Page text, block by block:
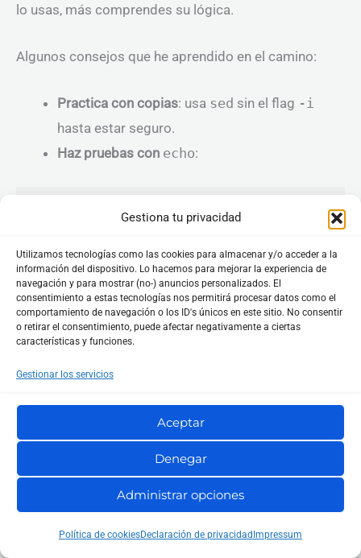
Gestiona tu privacidad
Utilizamos tecnologías como las cookies para almacenar y/o acceder a la
información del dispositivo. Lo hacemos para mejorar la experiencia de
navegación y para mostrar (no-) anuncios personalizados. El
consentimiento a estas tecnologías nos permitirá procesar datos como el
comportamiento de navegación o los ID's únicos en este sitio. No consentir
o retirar el consentimiento, puede afectar negativamente a ciertas
características y funciones.
Gestionar los servicios
Aceptar
Denegar
Administrar opciones
Política de cookiesDeclaración de privacidad Impressum
lo usas, más comprendes su lógica.
Algunos consejos que he aprendido en el camino:
Practica con copias: usa sed sin el flag -i
hasta estar seguro.
Haz pruebas con echo:
echo "cadena de prueba" | sed
Usa-nyppara filtrar:
Combina varios comandos con
sed -e 's/foo/bar/' -e 's/bar/baz/'
archivo.txt